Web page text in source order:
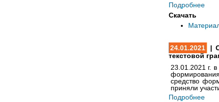
Подробнее
Скачать
24.01.2021
|
текстовой
23.01.2021 г.
формирования
средство
приняли
Подробнее